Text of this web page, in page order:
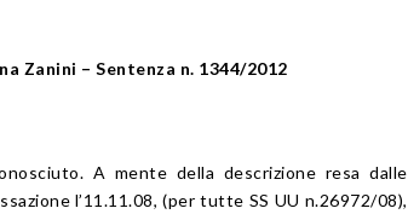
Zanini – Sentenza n. 1344/2012
A mente della descrizione resa dalle
l’11.11.08, (per tutte SS UU n.26972/08),